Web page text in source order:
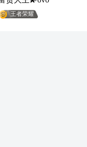
王者荣耀